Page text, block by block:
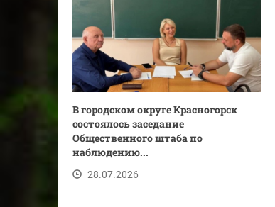
В городском округе Красногорск
состоялось заседание
Общественного штаба по
наблюдению...
28.07.2026